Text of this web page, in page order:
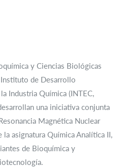
y Ciencias Biológicas
de Desarrollo
Industria Química (INTEC,
una iniciativa conjunta
Magnética Nuclear
la asignatura Química Analítica II,
de Bioquímica y